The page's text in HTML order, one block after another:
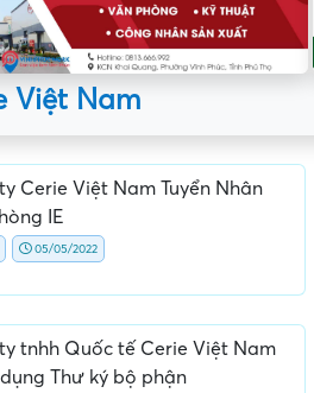
Việt Nam
Cerie Việt Nam Tuyển Nhân
IE
05/05/2022
tnhh Quốc tế Cerie Việt Nam
dụng Thư ký bộ phận